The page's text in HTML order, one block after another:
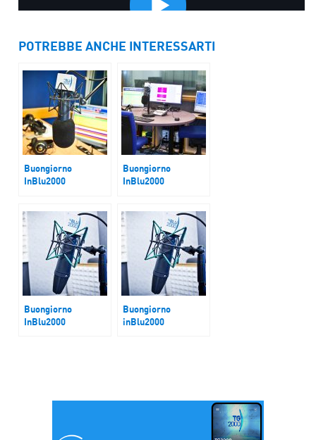
POTREBBE ANCHE INTERESSARTI
Buongiorno
InBlu2000
Buongiorno
InBlu2000
Buongiorno
InBlu2000
Buongiorno
inBlu2000